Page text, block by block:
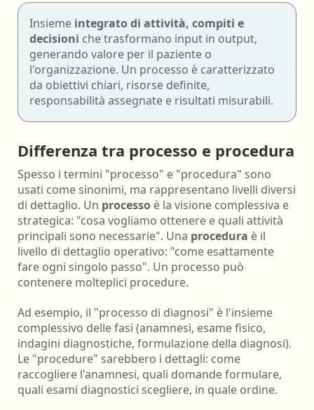
Insieme integrato di attività, compiti e
decisioni che trasformano input in output,
generando valore per il paziente o
l'organizzazione. Un processo è caratterizzato
da obiettivi chiari, risorse definite,
responsabilità assegnate e risultati misurabili.
Differenza tra processo e procedura
Spesso i termini "processo" e "procedura" sono
usati come sinonimi, ma rappresentano livelli diversi
di dettaglio. Un processo è la visione complessiva e
strategica: "cosa vogliamo ottenere e quali attività
principali sono necessarie". Una procedura è il
livello di dettaglio operativo: "come esattamente
fare ogni singolo passo". Un processo può
contenere molteplici procedure.
Ad esempio, il "processo di diagnosi" è l'insieme
complessivo delle fasi (anamnesi, esame fisico,
indagini diagnostiche, formulazione della diagnosi).
Le "procedure" sarebbero i dettagli: come
raccogliere l'anamnesi, quali domande formulare,
quali esami diagnostici scegliere, in quale ordine.